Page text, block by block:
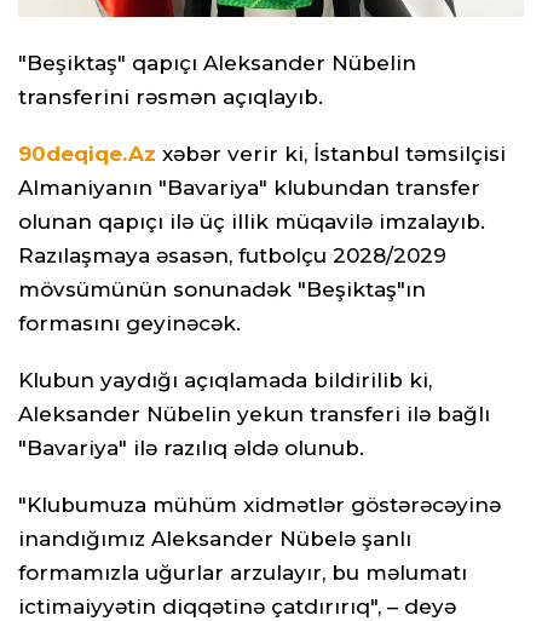
"Beşiktaş" qapıçı Aleksander Nübelin
transferini rəsmən açıqlayıb.
90deqiqe.Az xəbər verir ki, İstanbul təmsilçisi
Almaniyanın "Bavariya" klubundan transfer
olunan qapıçı ilə üç illik müqavilə imzalayıb.
Razılaşmaya əsasən, futbolçu 2028/2029
mövsümünün sonunadək "Beşiktaş"ın
formasını geyinəcək.
Klubun yaydığı açıqlamada bildirilib ki,
Aleksander Nübelin yekun transferi ilə bağlı
"Bavariya" ilə razılıq əldə olunub.
"Klubumuza mühüm xidmətlər göstərəcəyinə
inandığımız Aleksander Nübelə şanlı
formamızla uğurlar arzulayır, bu məlumatı
ictimaiyyətin diqqətinə çatdırırıq", – deyə